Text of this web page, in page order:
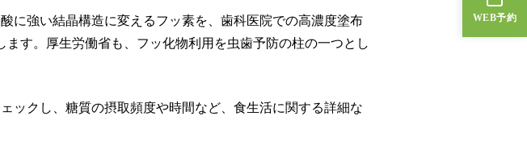
WEB予約
に強い結晶構造に変えるフッ素を、歯科医院での高濃度塗布
す。厚生労働省も、フッ化物利用を虫歯予防の柱の一つとし
ックし、糖質の摂取頻度や時間など、食生活に関する詳細な